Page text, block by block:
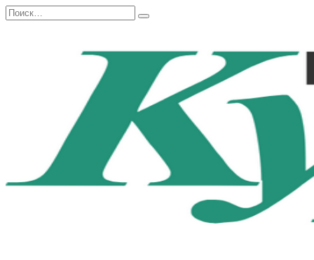
Перейти
к
Search
for: